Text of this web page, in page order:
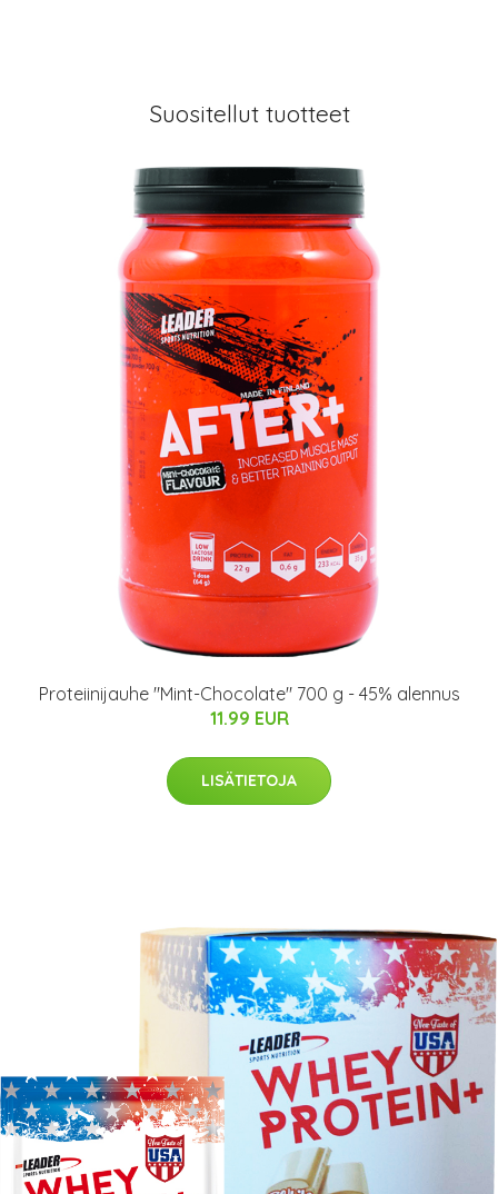
Suositellut tuotteet
Proteiinijauhe "Mint-Chocolate" 700 g - 45% alennus
11.99 EUR
LISÄTIETOJA